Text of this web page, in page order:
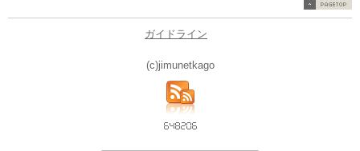
ガイドライン
(c)jimunetkago